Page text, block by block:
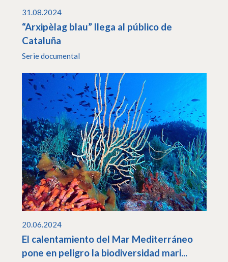
31.08.2024
“Arxipèlag blau” llega al público de
Cataluña
Serie documental
20.06.2024
El calentamiento del Mar Mediterráneo
pone en peligro la biodiversidad mari...